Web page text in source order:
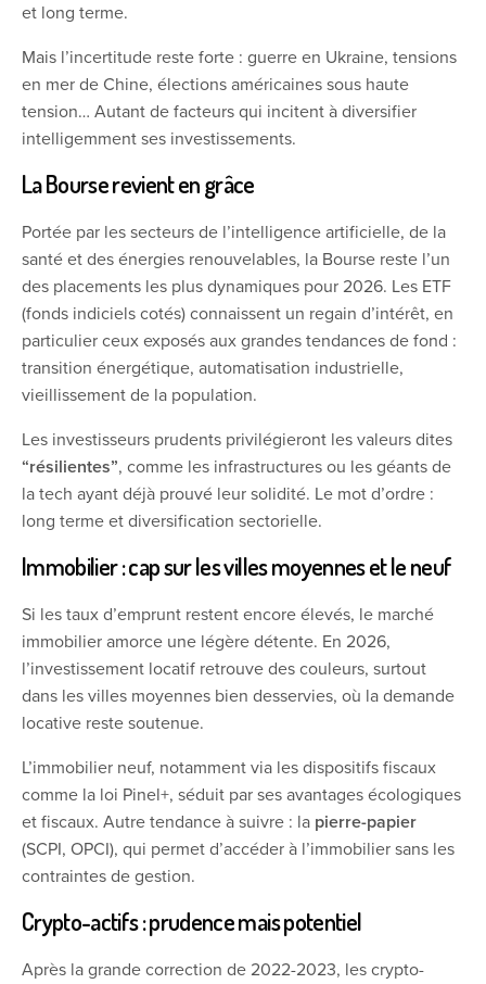
et long terme.
Mais l’incertitude reste forte : guerre en Ukraine, tensions
en mer de Chine, élections américaines sous haute
tension… Autant de facteurs qui incitent à diversifier
intelligemment ses investissements.
La Bourse revient en grâce
Portée par les secteurs de l’intelligence artificielle, de la
santé et des énergies renouvelables, la Bourse reste l’un
des placements les plus dynamiques pour 2026. Les ETF
(fonds indiciels cotés) connaissent un regain d’intérêt, en
particulier ceux exposés aux grandes tendances de fond :
transition énergétique, automatisation industrielle,
vieillissement de la population.
Les investisseurs prudents privilégieront les valeurs dites
“résilientes”, comme les infrastructures ou les géants de
la tech ayant déjà prouvé leur solidité. Le mot d’ordre :
long terme et diversification sectorielle.
Immobilier : cap sur les villes moyennes et le neuf
Si les taux d’emprunt restent encore élevés, le marché
immobilier amorce une légère détente. En 2026,
l’investissement locatif retrouve des couleurs, surtout
dans les villes moyennes bien desservies, où la demande
locative reste soutenue.
L’immobilier neuf, notamment via les dispositifs fiscaux
comme la loi Pinel+, séduit par ses avantages écologiques
et fiscaux. Autre tendance à suivre : la pierre-papier
(SCPI, OPCI), qui permet d’accéder à l’immobilier sans les
contraintes de gestion.
Crypto-actifs : prudence mais potentiel
Après la grande correction de 2022-2023, les crypto-